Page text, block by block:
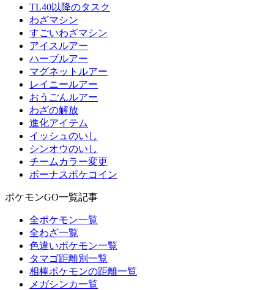
TL40以降のタスク
わざマシン
すごいわざマシン
アイスルアー
ハーブルアー
マグネットルアー
レイニールアー
おうごんルアー
わざの解放
進化アイテム
イッシュのいし
シンオウのいし
チームカラー変更
ボーナスポケコイン
ポケモンGO一覧記事
全ポケモン一覧
全わざ一覧
色違いポケモン一覧
タマゴ距離別一覧
相棒ポケモンの距離一覧
メガシンカ一覧